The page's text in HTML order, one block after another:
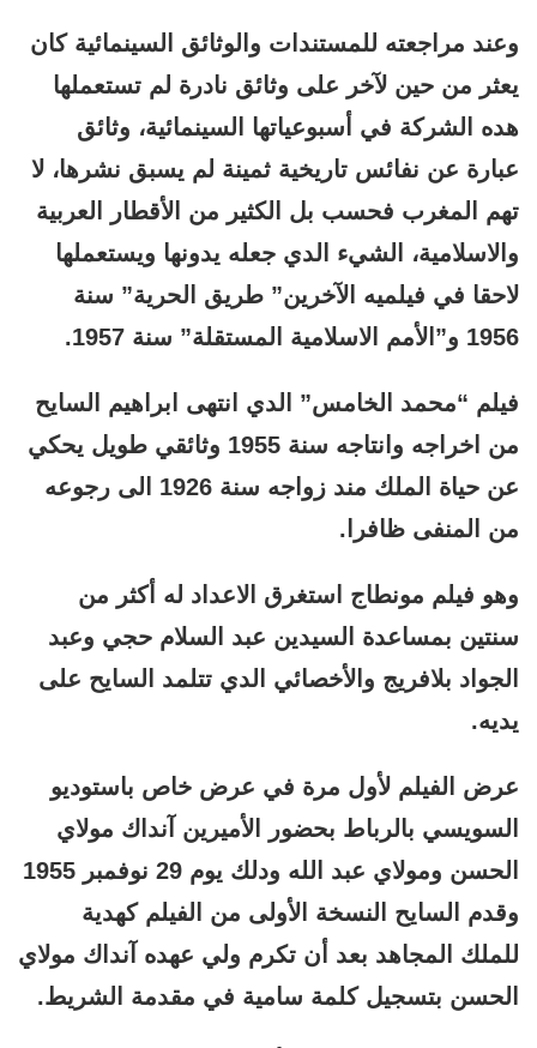
وعند مراجعته للمستندات والوثائق السينمائية كان
يعثر من حين لآخر على وثائق نادرة لم تستعملها
هده الشركة في أسبوعياتها السينمائية، وثائق
عبارة عن نفائس تاريخية ثمينة لم يسبق نشرها، لا
تهم المغرب فحسب بل الكثير من الأقطار العربية
والاسلامية، الشيء الدي جعله يدونها ويستعملها
لاحقا في فيلميه الآخرين” طريق الحرية” سنة
1956 و”الأمم الاسلامية المستقلة” سنة 1957.
فيلم “محمد الخامس” الدي انتهى ابراهيم السايح
من اخراجه وانتاجه سنة 1955 وثائقي طويل يحكي
عن حياة الملك مند زواجه سنة 1926 الى رجوعه
من المنفى ظافرا.
وهو فيلم مونطاج استغرق الاعداد له أكثر من
سنتين بمساعدة السيدين عبد السلام حجي وعبد
الجواد بلافريج والأخصائي الدي تتلمد السايح على
يديه.
عرض الفيلم لأول مرة في عرض خاص باستوديو
السويسي بالرباط بحضور الأميرين آنداك مولاي
الحسن ومولاي عبد الله ودلك يوم 29 نوفمبر 1955
وقدم السايح النسخة الأولى من الفيلم كهدية
للملك المجاهد بعد أن تكرم ولي عهده آنداك مولاي
الحسن بتسجيل كلمة سامية في مقدمة الشريط.